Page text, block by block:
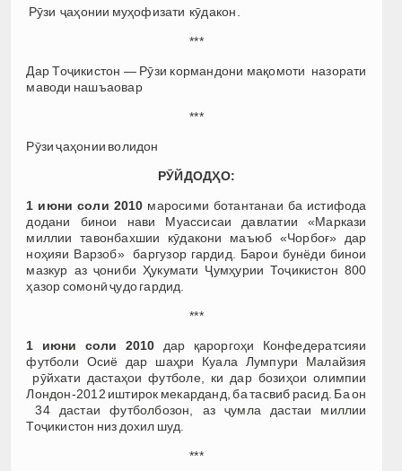
Рӯзи ҷаҳонии муҳофизати кӯдакон.
***
Дар Тоҷикистон — Рӯзи кормандони мақомоти назорати
маводи нашъаовар
***
Рӯзи ҷаҳонии волидон
РӮЙДОДҲО:
1 июни соли 2010 маросими ботантанаи ба истифода
додани бинои нави Муассисаи давлатии «Маркази
миллии тавонбахшии кӯдакони маъюб «Чорбоғ» дар
ноҳияи Варзоб» баргузор гардид. Барои бунёди бинои
мазкур аз ҷониби Ҳукумати Ҷумҳурии Тоҷикистон 800
ҳазор сомонӣ ҷудо гардид.
***
1 июни соли 2010 дар қароргоҳи Конфедератсияи
футболи Осиё дар шаҳри Куала Лумпури Малайзия
рӯйхати дастаҳои футболе, ки дар бозиҳои олимпии
Лондон-2012 иштирок мекарданд, ба тасвиб расид. Ба он
34 дастаи футболбозон, аз ҷумла дастаи миллии
Тоҷикистон низ дохил шуд.
***